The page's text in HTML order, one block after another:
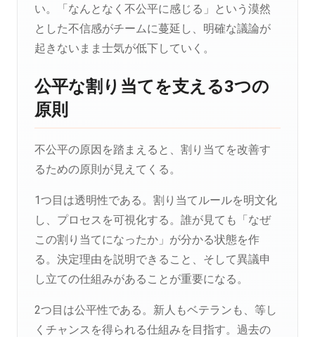
い。「なんとなく不公平に感じる」という漠然
とした不信感がチームに蔓延し、明確な議論が
起きないまま士気が低下していく。
公平な割り当てを支える3つの
原則
不公平の原因を踏まえると、割り当てを改善す
るための原則が見えてくる。
1つ目は透明性である。割り当てルールを明文化
し、プロセスを可視化する。誰が見ても「なぜ
この割り当てになったか」が分かる状態を作
る。決定理由を説明できること、そして異議申
し立ての仕組みがあることが重要になる。
2つ目は公平性である。新人もベテランも、等し
くチャンスを得られる仕組みを目指す。過去の